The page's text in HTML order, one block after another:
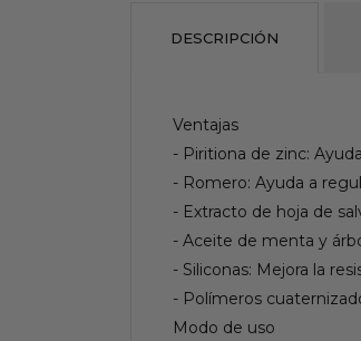
DESCRIPCIÓN
Ventajas
- Piritiona de zinc:
- Romero: Ayuda a
- Extracto de hoja de
- Aceite de menta y
- Siliconas: Mejora la
- Polímeros
Modo de uso